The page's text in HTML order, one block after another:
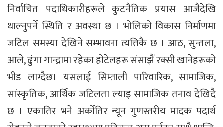
निर्वाचित पदाधिकारीहरूले कुटनैतिक प्रयास आजैदेखि
थाल्नुपर्ने स्थिति र अवस्था छ । भोलिको विकास निर्माणमा
जटिल समस्या देखिने सम्भावना त्यत्तिकै छ । आठ, सुन्तला,
आले, ढुंगा गान्द्रामा रहेका होटेलहरू संसाझैं रक्सी खानेहरूको
भीड लाग्दैछ। यसलाई सिम्ताली पारिवारिक, सामाजिक,
सांस्कृतिक, आर्थिक जटिलता ल्याइ सामाजिक तनाव देखिदै
छ । एकातिर भने अर्कोतिर न्यून गुणस्तरीय मादक पदार्थ